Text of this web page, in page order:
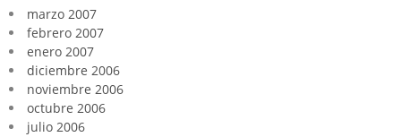
marzo 2007
febrero 2007
enero 2007
diciembre 2006
noviembre 2006
octubre 2006
julio 2006